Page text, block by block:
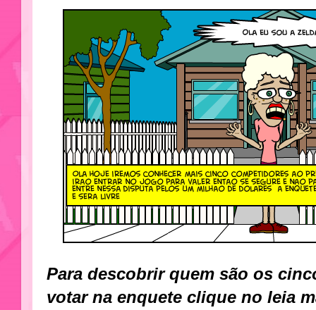
Para descobrir quem são os
votar na enquete clique no leia